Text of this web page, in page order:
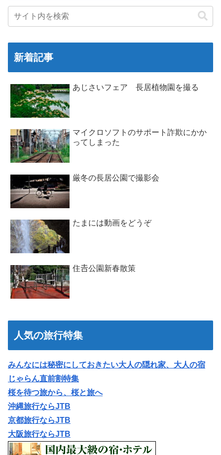
新着記事
あじさいフェア 長居植物園を撮る
マイクロソフトのサポート詐欺にかか
ってしまった
厳冬の長居公園で撮影会
たまには動画をどうぞ
住𠮷公園新春散策
人気の旅行特集
みんなには秘密にしておきたい大人の隠れ家、大人の宿
じゃらん直前割特集
桜を待つ旅から、桜と旅へ
沖縄旅行ならJTB
京都旅行ならJTB
大阪旅行ならJTB